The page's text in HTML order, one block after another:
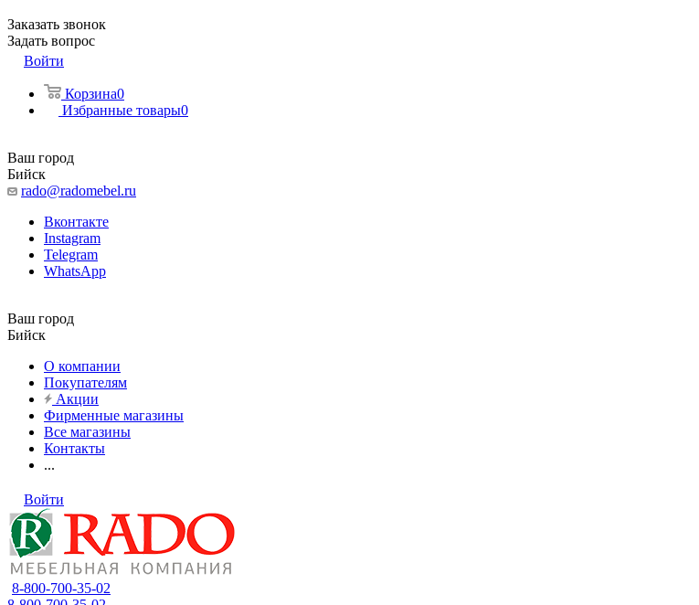
Заказать звонок
Задать вопрос
Войти
Корзина0
Избранные товары0
Ваш город
Бийск
rado@radomebel.ru
Вконтакте
Instagram
Telegram
WhatsApp
Ваш город
Бийск
О компании
Покупателям
Акции
Фирменные магазины
Все магазины
Контакты
...
Войти
8-800-700-35-02